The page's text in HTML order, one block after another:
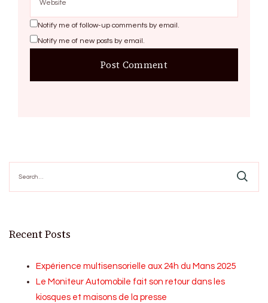
Notify me of follow-up comments by email.
Notify me of new posts by email.
for:
Recent Posts
Expérience multisensorielle aux 24h du Mans 2025
Le Moniteur Automobile fait son retour dans les
kiosques et maisons de la presse